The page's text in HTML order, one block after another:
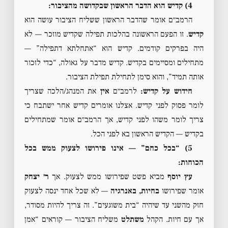
4) קדיש הוא הדבר הראשון שבקדושה מהציבור:
הרמב״ם אומר שהדבר הראשון ששליח הציבור עושה הוא
קדיש. זו הפעם הראשונה בהלכות תפילה שקדיש מוזכר — לא
היה בפרקים קודמים. קדיש הוא “אתחלתא דתפילה” —
מתחילים ומסיימים בקדיש. קדיש מדבר על גאולה, “כדי לזכור
אותה תמיד”, והוא סימן לתחילת תפילת הציבור.
חידוש על קדיש: לרמב״ם אין את המנהג/הלכה שצריך
לומר פסוק לפני קדיש. אצלנו אומרים קדיש אחר ישתבח כי
צריך לומר משהו לפני קדיש, אך הרמב״ם אומר שמתחילים
בקדיש — הקדיש הראשון בא לפני הכל.
5) “בכל כחם” — אינו פירושו לצעוק ממש בכל
הכוחות:
עץ יוסףמביא פשט שפירושו ממש לצעוק. אך ר׳ יצחק
אומר שפירושו בחיות, באנרגיה — לא שכל אחד ינסה לצעוק
חזק מהשני עד שיהיה “בית משוגעים”. זה צריך להיות מסודר,
אך עם חיות. הקהל משתלט משליח הציבור — קוראים “אמן